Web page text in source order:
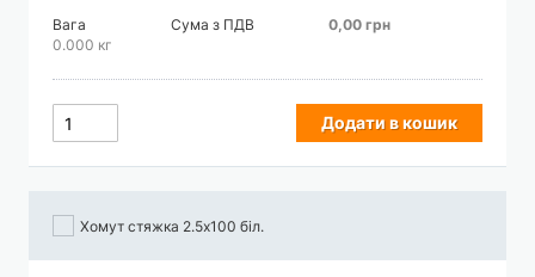
Вага
0.000 кг
Сума з ПДВ 0,00 грн
Додати в кошик
Хомут стяжка 2.5х100 біл.